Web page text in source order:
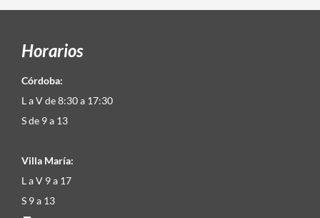
Horarios
Córdoba:
L a V de 8:30 a 17:30
S de 9 a 13
Villa María:
L a V 9 a 17
S 9 a 13